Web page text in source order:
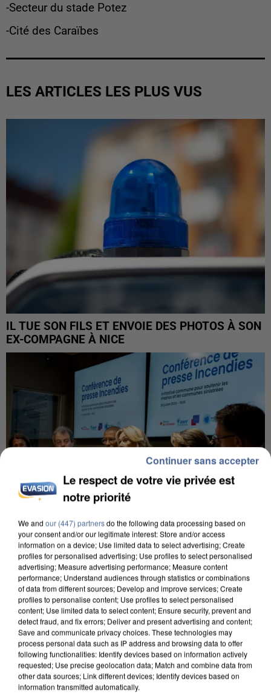
-Secteur du stade Potez
-Cité des Caraïbes
LES ARTICLES LES PLUS VUS
IL TUE SON FILS ET ENVOIE DES PHOTOS À SON
EX-COMPAGNE À NICE
INCENDIES : L’ÎLE-DE-FRANCE LANCE UN ÉLAN
DE SOLIDARITÉ AVEC LES...
Le respect de votre vie privée est
notre priorité
We and our (447) partnersdo the following data processing based on
your consent and/or our legitimate interest: Store and/or access
information on a device; Use limited data to select advertising; Create
profiles for personalised advertising; Use profiles to select personalised
advertising; Measure advertising performance; Measure content
performance; Understand audiences through statistics or combinations
of data from different sources; Develop and improve services; Create
profiles to personalise content; Use profiles to select personalised
content; Use limited data to select content; Ensure security, prevent and
detect fraud, and fix errors; Deliver and present advertising and content;
Save and communicate privacy choices. These technologies may
process personal data such as IP address and browsing data to offer
following functionalities: Identify devices based on information actively
requested; Use precise geolocation data; Match and combine data from
other data sources; Link different devices; Identify devices based on
information transmitted automatically.
Continuer sans accepter